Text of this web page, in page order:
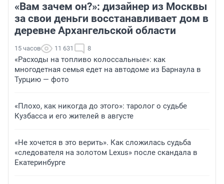
«Вам зачем он?»: дизайнер из Москвы
за свои деньги восстанавливает дом в
деревне Архангельской области
15 часов 11 631 8
«Расходы на топливо колоссальные»: как
многодетная семья едет на автодоме из Барнаула в
Турцию — фото
«Плохо, как никогда до этого»: таролог о судьбе
Кузбасса и его жителей в августе
«Не хочется в это верить». Как сложилась судьба
«следователя на золотом Lexus» после скандала в
Екатеринбурге